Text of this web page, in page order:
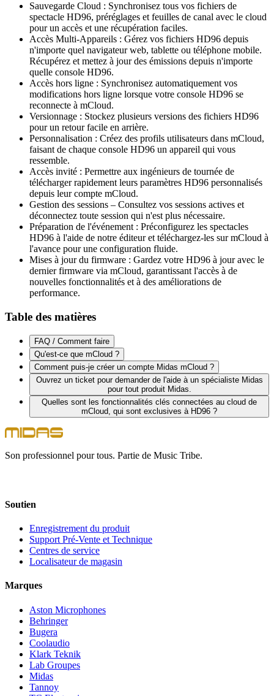
Sauvegarde Cloud : Synchronisez tous vos fichiers de
spectacle HD96, préréglages et feuilles de canal avec le cloud
pour un accès et une récupération faciles.
Accès Multi-Appareils : Gérez vos fichiers HD96 depuis
n'importe quel navigateur web, tablette ou téléphone mobile.
Récupérez et mettez à jour des émissions depuis n'importe
quelle console HD96.
Accès hors ligne : Synchronisez automatiquement vos
modifications hors ligne lorsque votre console HD96 se
reconnecte à mCloud.
Versionnage : Stockez plusieurs versions des fichiers HD96
pour un retour facile en arrière.
Personnalisation : Créez des profils utilisateurs dans mCloud,
faisant de chaque console HD96 un appareil qui vous
ressemble.
Accès invité : Permettre aux ingénieurs de tournée de
télécharger rapidement leurs paramètres HD96 personnalisés
depuis leur compte mCloud.
Gestion des sessions – Consultez vos sessions actives et
déconnectez toute session qui n'est plus nécessaire.
Préparation de l'événement : Préconfigurez les spectacles
HD96 à l'aide de notre éditeur et téléchargez-les sur mCloud à
l'avance pour une configuration fluide.
Mises à jour du firmware : Gardez votre HD96 à jour avec le
dernier firmware via mCloud, garantissant l'accès à de
nouvelles fonctionnalités et à des améliorations de
performance.
Table des matières
FAQ / Comment faire
Qu'est-ce que mCloud ?
Comment puis-je créer un compte Midas mCloud ?
Ouvrez un ticket pour demander de l'aide à un spécialiste Midas
pour tout produit Midas.
Quelles sont les fonctionnalités clés connectées au cloud de
mCloud, qui sont exclusives à HD96 ?
Son professionnel pour tous. Partie de Music Tribe.
Soutien
Enregistrement du produit
Support Pré-Vente et Technique
Centres de service
Localisateur de magasin
Marques
Aston Microphones
Behringer
Bugera
Coolaudio
Klark Teknik
Lab Groupes
Midas
Tannoy